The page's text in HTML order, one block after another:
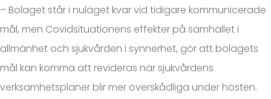
– Bolaget står i nuläget kvar vid tidigare kommunicerade
mål, men Covidsituationens effekter på samhället i
allmänhet och sjukvården i synnerhet, gör att bolagets
mål kan komma att revideras när sjukvårdens
verksamhetsplaner blir mer överskådliga under hösten.